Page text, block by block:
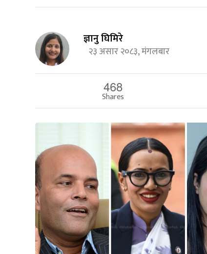
ज्ञानु घिमिरे
२३ असार २०८३, मंगलबार
468
Shares